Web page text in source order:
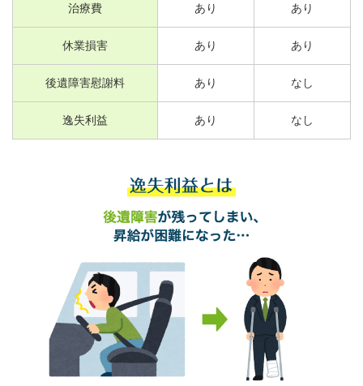
治療費 あり あり
休業損害 あり あり
後遺障害慰謝料 あり なし
逸失利益 あり なし